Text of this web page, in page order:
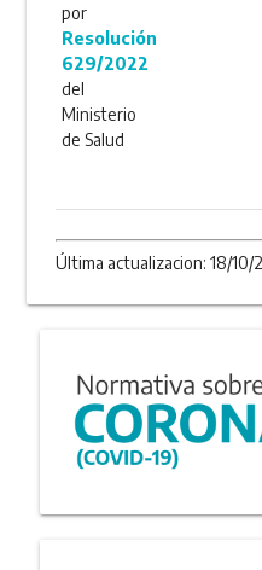
por
Resolución
629/2022
del
Ministerio
de Salud
Última actualizacion: 18/10/